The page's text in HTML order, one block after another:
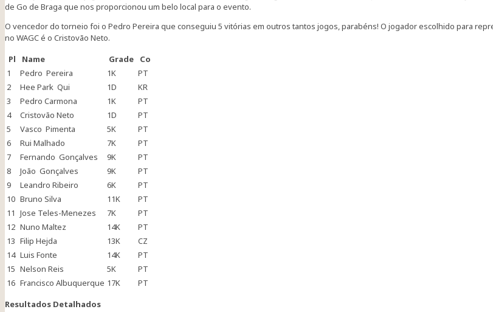
de Go de Braga que nos proporcionou um belo local para o evento.
O vencedor do torneio foi o Pedro Pereira que conseguiu 5 vitórias em outros tantos jogos, parabéns! O jogador escolhido para
no WAGC é o Cristovão Neto.
Pl
Name Grade
Co
1
Pedro Pereira 1K
PT
2
Hee Park Qui 1D
KR
3
Pedro Carmona 1K
PT
4
Cristovão Neto 1D
PT
5
Vasco Pimenta 5K
PT
6
Rui Malhado 7K
PT
7
Fernando Gonçalves 9K
PT
8
João Gonçalves 9K
PT
9
Leandro Ribeiro 6K
PT
10 Bruno Silva 11K
PT
11 Jose Teles-Menezes 7K
PT
12 Nuno Maltez 14K
PT
13 Filip Hejda 13K
CZ
14 Luis Fonte 14K
PT
15 Nelson Reis 5K
PT
16 Francisco Albuquerque 17K
PT
Resultados Detalhados